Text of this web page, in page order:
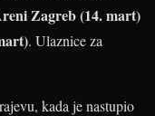
Zagreb (14. mart)
. Ulaznice za
kada je nastupio